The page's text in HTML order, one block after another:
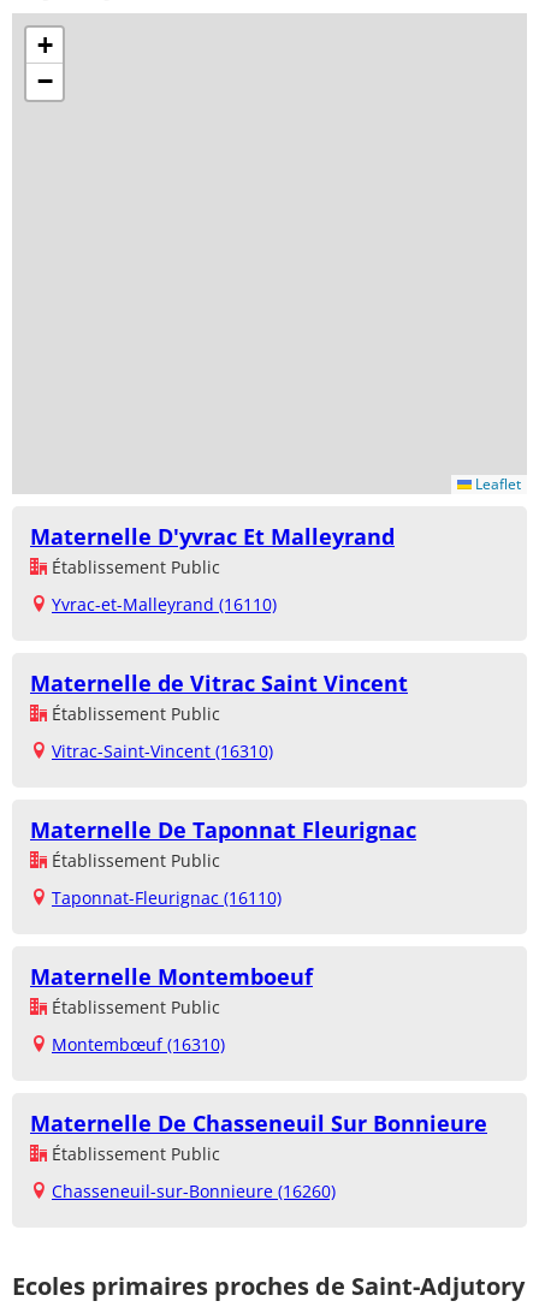
+
−
Leaflet
Maternelle D'yvrac Et Malleyrand
Établissement Public
Yvrac-et-Malleyrand (16110)
Maternelle de Vitrac Saint Vincent
Établissement Public
Vitrac-Saint-Vincent (16310)
Maternelle De Taponnat Fleurignac
Établissement Public
Taponnat-Fleurignac (16110)
Maternelle Montemboeuf
Établissement Public
Montembœuf (16310)
Maternelle De Chasseneuil Sur Bonnieure
Établissement Public
Chasseneuil-sur-Bonnieure (16260)
Ecoles primaires proches de Saint-Adjutory